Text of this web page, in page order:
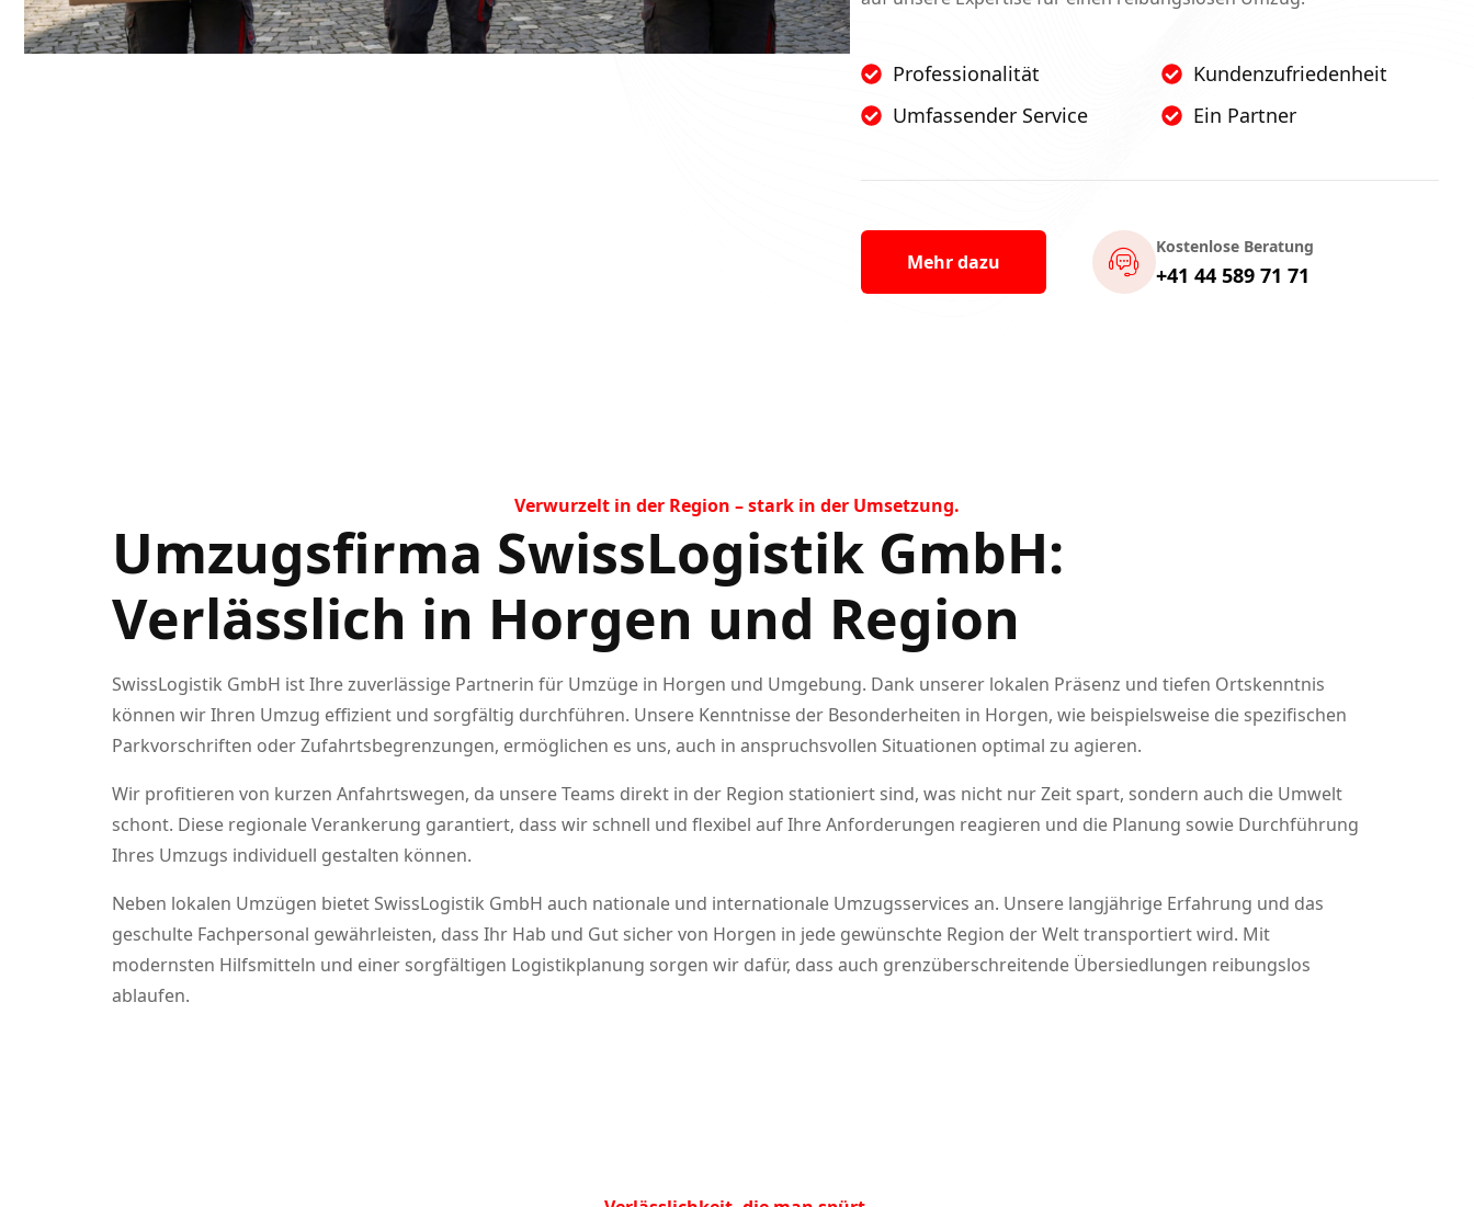
Professionalität
Umfassender Service
Kundenzufriedenheit
Ein Partner
Mehr dazu
Kostenlose Beratung
+41 44 589 71 71
Verwurzelt in der Region – stark in der Umsetzung.
Umzugsfirma SwissLogistik GmbH:
Verlässlich in Horgen und Region
SwissLogistik GmbH ist Ihre zuverlässige Partnerin für Umzüge in Horgen und Umgebung. Dank unserer lokalen Präsenz und tiefen Ortskenntnis
können wir Ihren Umzug effizient und sorgfältig durchführen. Unsere Kenntnisse der Besonderheiten in Horgen, wie beispielsweise die spezifischen
Parkvorschriften oder Zufahrtsbegrenzungen, ermöglichen es uns, auch in anspruchsvollen Situationen optimal zu agieren.
Wir profitieren von kurzen Anfahrtswegen, da unsere Teams direkt in der Region stationiert sind, was nicht nur Zeit spart, sondern auch die Umwelt
schont. Diese regionale Verankerung garantiert, dass wir schnell und flexibel auf Ihre Anforderungen reagieren und die Planung sowie Durchführung
Ihres Umzugs individuell gestalten können.
Neben lokalen Umzügen bietet SwissLogistik GmbH auch nationale und internationale Umzugsservices an. Unsere langjährige Erfahrung und das
geschulte Fachpersonal gewährleisten, dass Ihr Hab und Gut sicher von Horgen in jede gewünschte Region der Welt transportiert wird. Mit
modernsten Hilfsmitteln und einer sorgfältigen Logistikplanung sorgen wir dafür, dass auch grenzüberschreitende Übersiedlungen reibungslos
ablaufen.